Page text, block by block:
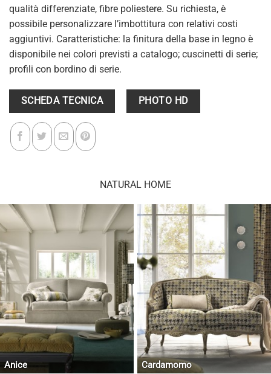
qualità differenziate, fibre poliestere. Su richiesta, è
possibile personalizzare l’imbottitura con relativi costi
aggiuntivi. Caratteristiche: la finitura della base in legno è
disponibile nei colori previsti a catalogo; cuscinetti di serie;
profili con bordino di serie.
SCHEDA TECNICA PHOTO HD
NATURAL HOME
Anice Cardamomo